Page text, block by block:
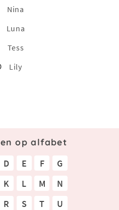
Nina
Luna
Tess
Lily
op alfabet
D E F
G
K L M
N
R S T
U